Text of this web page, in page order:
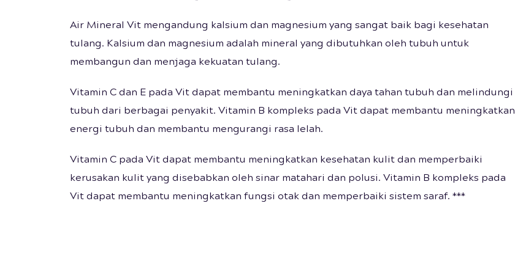
Air Mineral Vit mengandung kalsium dan magnesium yang sangat baik bagi kesehatan
tulang. Kalsium dan magnesium adalah mineral yang dibutuhkan oleh tubuh untuk
membangun dan menjaga kekuatan tulang.
Vitamin C dan E pada Vit dapat membantu meningkatkan daya tahan tubuh dan melindungi
tubuh dari berbagai penyakit. Vitamin B kompleks pada Vit dapat membantu meningkatkan
energi tubuh dan membantu mengurangi rasa lelah.
Vitamin C pada Vit dapat membantu meningkatkan kesehatan kulit dan memperbaiki
kerusakan kulit yang disebabkan oleh sinar matahari dan polusi. Vitamin B kompleks pada
Vit dapat membantu meningkatkan fungsi otak dan memperbaiki sistem saraf. ***